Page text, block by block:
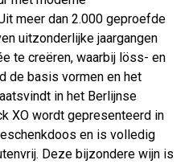
meer dan 2.000 geproefde
uitzonderlijke jaargangen
te creëren, waarbij löss- en
de basis vormen en het
in het Berlijnse
XO wordt gepresenteerd in
en is volledig
Deze bijzondere wijn is